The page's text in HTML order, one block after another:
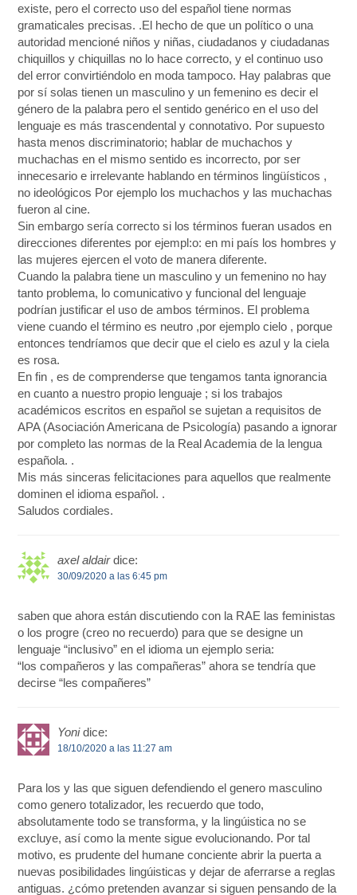
existe, pero el correcto uso del español tiene normas
gramaticales precisas. .El hecho de que un político o una
autoridad mencioné niños y niñas, ciudadanos y ciudadanas
chiquillos y chiquillas no lo hace correcto, y el continuo uso
del error convirtiéndolo en moda tampoco. Hay palabras que
por sí solas tienen un masculino y un femenino es decir el
género de la palabra pero el sentido genérico en el uso del
lenguaje es más trascendental y connotativo. Por supuesto
hasta menos discriminatorio; hablar de muchachos y
muchachas en el mismo sentido es incorrecto, por ser
innecesario e irrelevante hablando en términos lingüísticos ,
no ideológicos Por ejemplo los muchachos y las muchachas
fueron al cine.
Sin embargo sería correcto si los términos fueran usados en
direcciones diferentes por ejempl:o: en mi país los hombres y
las mujeres ejercen el voto de manera diferente.
Cuando la palabra tiene un masculino y un femenino no hay
tanto problema, lo comunicativo y funcional del lenguaje
podrían justificar el uso de ambos términos. El problema
viene cuando el término es neutro ,por ejemplo cielo , porque
entonces tendríamos que decir que el cielo es azul y la ciela
es rosa.
En fin , es de comprenderse que tengamos tanta ignorancia
en cuanto a nuestro propio lenguaje ; si los trabajos
académicos escritos en español se sujetan a requisitos de
APA (Asociación Americana de Psicología) pasando a ignorar
por completo las normas de la Real Academia de la lengua
española. .
Mis más sinceras felicitaciones para aquellos que realmente
dominen el idioma español. .
Saludos cordiales.
axel aldair dice:
30/09/2020 a las 6:45 pm
saben que ahora están discutiendo con la RAE las feministas
o los progre (creo no recuerdo) para que se designe un
lenguaje “inclusivo” en el idioma un ejemplo seria:
“los compañeros y las compañeras” ahora se tendría que
decirse “les compañeres”
Yoni dice:
18/10/2020 a las 11:27 am
Para los y las que siguen defendiendo el genero masculino
como genero totalizador, les recuerdo que todo,
absolutamente todo se transforma, y la lingúistica no se
excluye, así como la mente sigue evolucionando. Por tal
motivo, es prudente del humane conciente abrir la puerta a
nuevas posibilidades lingúisticas y dejar de aferrarse a reglas
antiguas. ¿cómo pretenden avanzar si siguen pensando de la